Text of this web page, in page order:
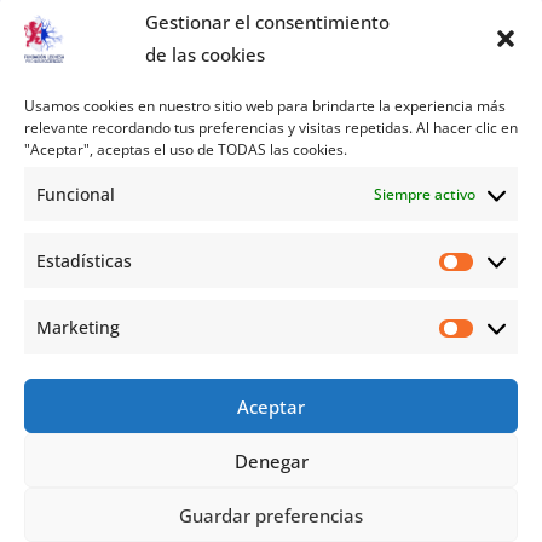
Gestionar el consentimiento
de las cookies
Usamos cookies en nuestro sitio web para brindarte la experiencia más
relevante recordando tus preferencias y visitas repetidas. Al hacer clic en
"Aceptar", aceptas el uso de TODAS las cookies.
Funcional Siempre activo
Estadísticas
Marketing
Aceptar
Denegar
Guardar preferencias